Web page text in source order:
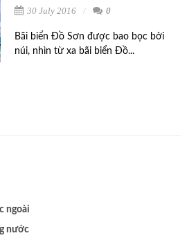
30 July 2016 0
Bãi biển Đồ Sơn được bao bọc bởi
núi, nhìn từ xa bãi biển Đồ...
ngoài
nước